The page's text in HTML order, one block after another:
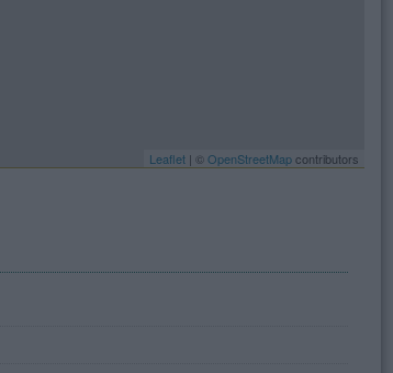
Leaflet | © OpenStreetMapcontributors